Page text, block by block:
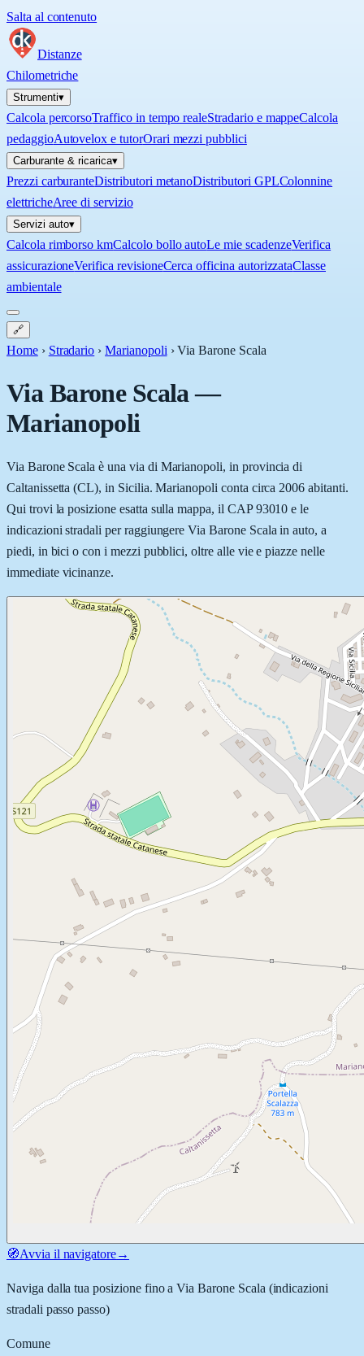
Salta al contenuto
Distanze
Chilometriche
Strumenti▾
Calcola percorsoTraffico in tempo realeStradario e mappeCalcola
pedaggioAutovelox e tutorOrari mezzi pubblici
Carburante & ricarica▾
Prezzi carburanteDistributori metanoDistributori GPLColonnine
elettricheAree di servizio
Servizi auto▾
Calcola rimborso kmCalcolo bollo autoLe mie scadenzeVerifica
assicurazioneVerifica revisioneCerca officina autorizzataClasse
ambientale
🔗
Home › Stradario › Marianopoli ›Via Barone Scala
Via Barone Scala—
Marianopoli
Via Barone Scala è una via di Marianopoli, in provincia di
Caltanissetta (CL), in Sicilia. Marianopoli conta circa 2006 abitanti.
Qui trovi la posizione esatta sulla mappa, il CAP 93010 e le
indicazioni stradali per raggiungere Via Barone Scala in auto, a
piedi, in bici o con i mezzi pubblici, oltre alle vie e piazze nelle
immediate vicinanze.
🧭Avvia il navigatore→
Naviga dalla tua posizione fino aVia Barone Scala (indicazioni
stradali passo passo)
Comune